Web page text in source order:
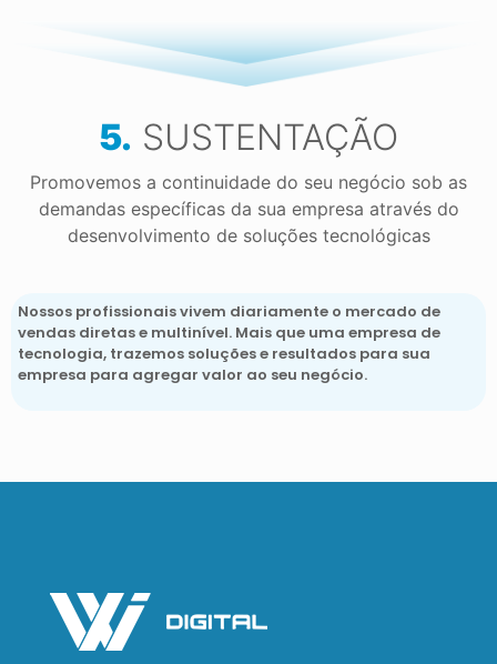
5. SUSTENTAÇÃO
Promovemos a continuidade do seu negócio sob as
demandas específicas da sua empresa através do
desenvolvimento de soluções tecnológicas
Nossos profissionais vivem diariamente o mercado de
vendas diretas e multinível. Mais que uma empresa de
tecnologia, trazemos soluções e resultados para sua
empresa para agregar valor ao seu negócio.